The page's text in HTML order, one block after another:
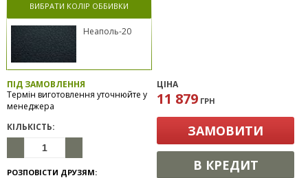
ВИБРАТИ КОЛІР ОББИВКИ
Неаполь-20
ПІД ЗАМОВЛЕННЯ
Термін виготовлення уточнюйте у
менеджера
КІЛЬКІСТЬ:
РОЗПОВІСТИ ДРУЗЯМ:
ЦІНА
11 879 ГРН
ЗАМОВИТИ
В КРЕДИТ